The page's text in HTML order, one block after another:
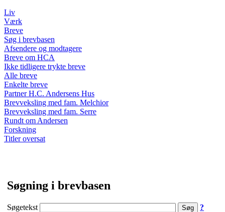
Liv
Værk
Breve
Søg i brevbasen
Afsendere og modtagere
Breve om HCA
Ikke tidligere trykte breve
Alle breve
Enkelte breve
Partner H.C. Andersens Hus
Brevveksling med fam. Melchior
Brevveksling med fam. Serre
Rundt om Andersen
Forskning
Titler oversat
Søgning i brevbasen
Søgetekst ?